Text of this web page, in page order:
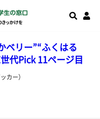
ベリー”“ふくはる
代Pick 11ページ目
カー）